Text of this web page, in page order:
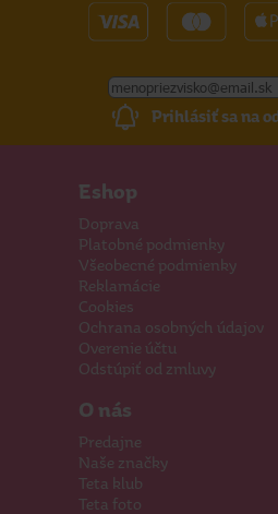
Prihlásiť sa na
Eshop
Doprava
Platobné podmienky
Všeobecné podmienky
Reklamácie
Cookies
Ochrana osobných údajov
Overenie účtu
Odstúpiť od zmluvy
O nás
Predajne
Naše značky
Teta klub
Teta foto